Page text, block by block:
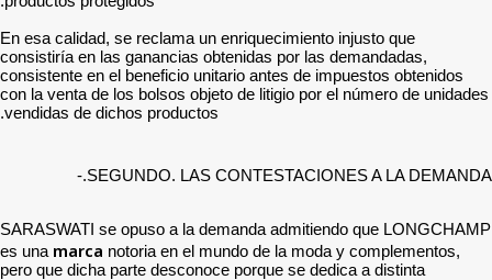
En esa calidad, se
consistiría en las
consistente en el
con la venta de los bolsos
SEGUNDO.
SARASWATI se opuso a
es una marcanotoria en
pero que dicha parte